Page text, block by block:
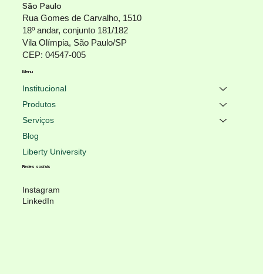
São Paulo
Rua Gomes de Carvalho, 1510
18º andar, conjunto 181/182
Vila Olímpia, São Paulo/SP
CEP: 04547-005
Instagram
LinkedIn
Redes sociais
Institucional
Produtos
Serviços
Blog
Liberty University
Menu